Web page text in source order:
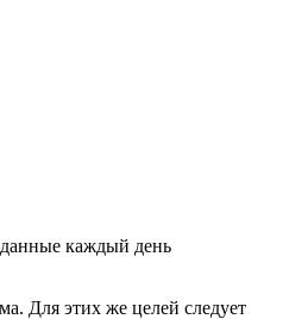
каждый день
Для этих же целей следует